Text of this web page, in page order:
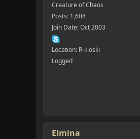
Creature of Chaos
Posts: 1,608
Join Date: Oct 2003
Location: R-kioski
Logged
Elmina